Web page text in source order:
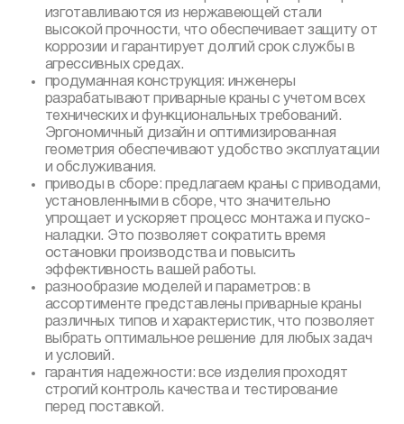
изготавливаются из нержавеющей стали
высокой прочности, что обеспечивает защиту от
коррозии и гарантирует долгий срок службы в
агрессивных средах.
продуманная конструкция: инженеры
разрабатывают приварные краны с учетом всех
технических и функциональных требований.
Эргономичный дизайн и оптимизированная
геометрия обеспечивают удобство эксплуатации
и обслуживания.
приводы в сборе: предлагаем краны с приводами,
установленными в сборе, что значительно
упрощает и ускоряет процесс монтажа и пуско-
наладки. Это позволяет сократить время
остановки производства и повысить
эффективность вашей работы.
разнообразие моделей и параметров: в
ассортименте представлены приварные краны
различных типов и характеристик, что позволяет
выбрать оптимальное решение для любых задач
и условий.
гарантия надежности: все изделия проходят
строгий контроль качества и тестирование
перед поставкой.